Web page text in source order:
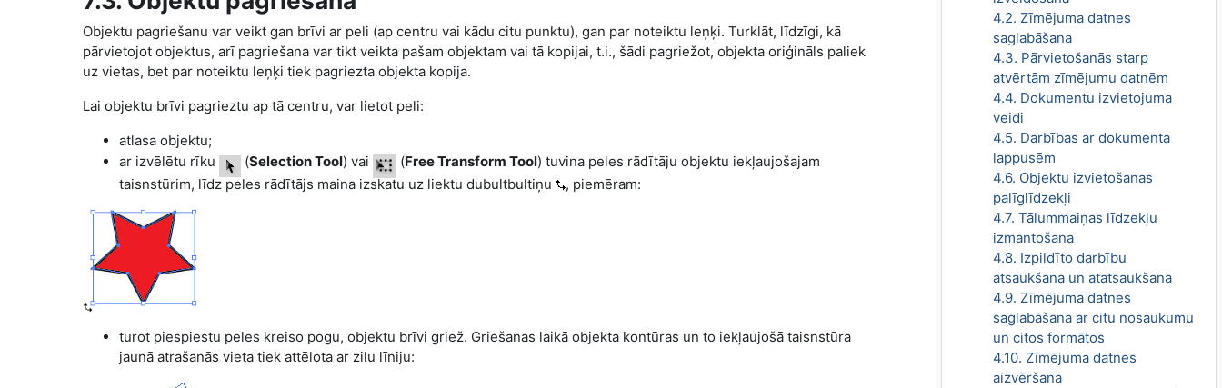
4.2. Zīmējuma datnes
saglabāšana
4.3. Pārvietošanās starp
atvērtām zīmējumu datnēm
4.4. Dokumentu izvietojuma
veidi
4.5. Darbības ar dokumenta
lappusēm
4.6. Objektu izvietošanas
palīglīdzekļi
4.7. Tālummaiņas līdzekļu
izmantošana
4.8. Izpildīto darbību
atsaukšana un atatsaukšana
4.9. Zīmējuma datnes
saglabāšana ar citu nosaukumu
un citos formātos
4.10. Zīmējuma datnes
aizvēršana
Objektu pagriešanu var veikt gan brīvi ar peli (ap centru vai kādu citu punktu), gan par noteiktu leņķi. Turklāt, līdzīgi, kā
pārvietojot objektus, arī pagriešana var tikt veikta pašam objektam vai tā kopijai, t.i., šādi pagriežot, objekta oriģināls paliek
uz vietas, bet par noteiktu leņķi tiek pagriezta objekta kopija.
Lai objektu brīvi pagrieztu ap tā centru, var lietot peli:
atlasa objektu;
ar izvēlētu rīku
(Selection Tool) vai (Free Transform Tool) tuvina peles rādītāju objektu iekļaujošajam
taisnstūrim, līdz peles rādītājs maina izskatu uz liektu dubultbultiņu
, piemēram:
turot piespiestu peles kreiso pogu, objektu brīvi griež. Griešanas laikā objekta kontūras un to iekļaujošā taisnstūra
jaunā atrašanās vieta tiek attēlota ar zilu līniju: